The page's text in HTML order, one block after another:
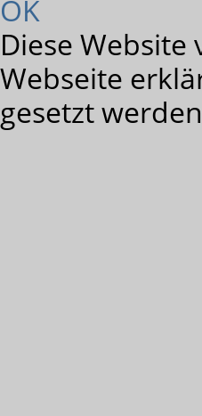
OK
Diese
Webseite
gesetzt